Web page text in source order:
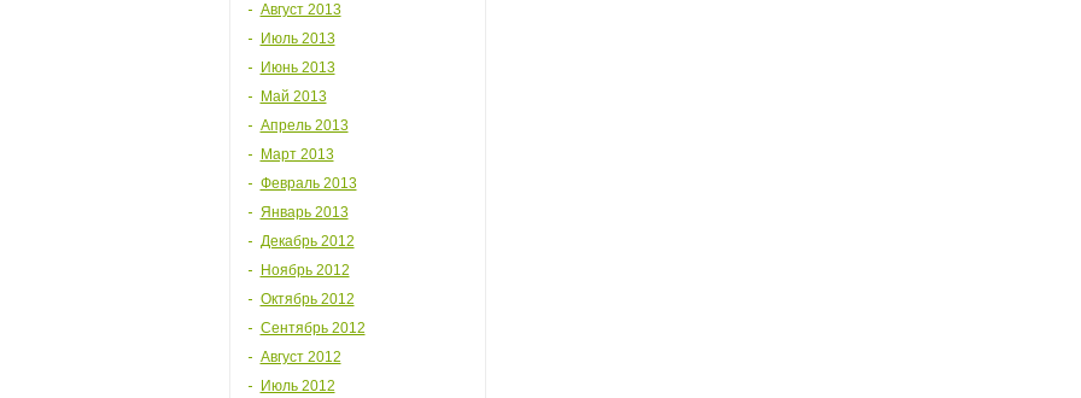
Август 2013
Июль 2013
Июнь 2013
Май 2013
Апрель 2013
Март 2013
Февраль 2013
Январь 2013
Декабрь 2012
Ноябрь 2012
Октябрь 2012
Сентябрь 2012
Август 2012
Июль 2012